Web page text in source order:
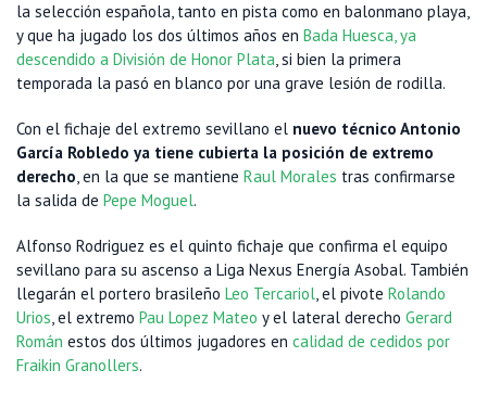
la selección española, tanto en pista como en balonmano playa,
y que ha jugado los dos últimos años en Bada Huesca, ya
descendido a División de Honor Plata, si bien la primera
temporada la pasó en blanco por una grave lesión de rodilla.
Con el fichaje del extremo sevillano el nuevo técnico Antonio
García Robledo ya tiene cubierta la posición de extremo
derecho, en la que se mantiene Raul Morales tras confirmarse
la salida de Pepe Moguel.
Alfonso Rodriguez es el quinto fichaje que confirma el equipo
sevillano para su ascenso a Liga Nexus Energía Asobal. También
llegarán el portero brasileño Leo Tercariol, el pivote Rolando
Urios, el extremo Pau Lopez Mateo y el lateral derecho Gerard
Román estos dos últimos jugadores en calidad de cedidos por
Fraikin Granollers.